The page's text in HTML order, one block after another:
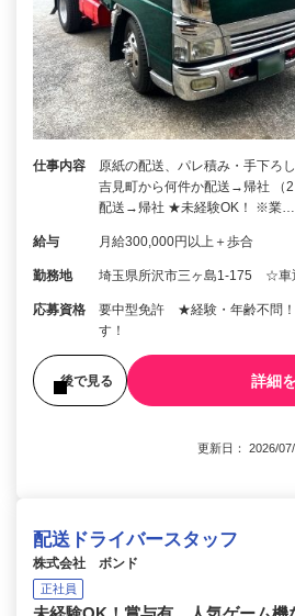
仕事内容
原紙の配送、パレ積み・手下ろ
吉見町から何件か配送→帰社 （
配送→帰社 ★未経験OK！ ※業…
給与 月給300,000円以上＋歩合
勤務地 埼玉県所沢市三ヶ島1-175 ☆車
応募資格
要中型免許 ★経験・年齢不問！
す！
後で見る 詳細
更新日： 2026/
配送ドライバースタッフ
株式会社 ボンド
正社員